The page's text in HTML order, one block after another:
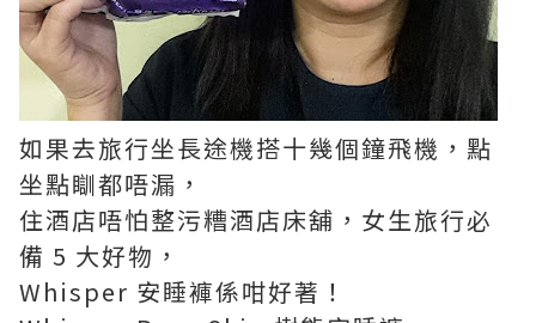
如果去旅行坐長途機搭十幾個鐘飛機，點
坐點瞓都唔漏，
住酒店唔怕整污糟酒店床舖，女生旅行必
備 5 大好物，
Whisper 安睡褲係咁好著！